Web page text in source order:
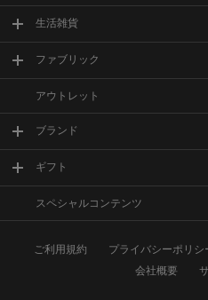
生活雑貨
ファブリック
アウトレット
ブランド
ギフト
スペシャルコンテンツ
ご利用規約 プライバシーポリシ
会社概要